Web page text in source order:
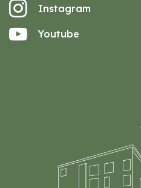
Instagram
Youtube